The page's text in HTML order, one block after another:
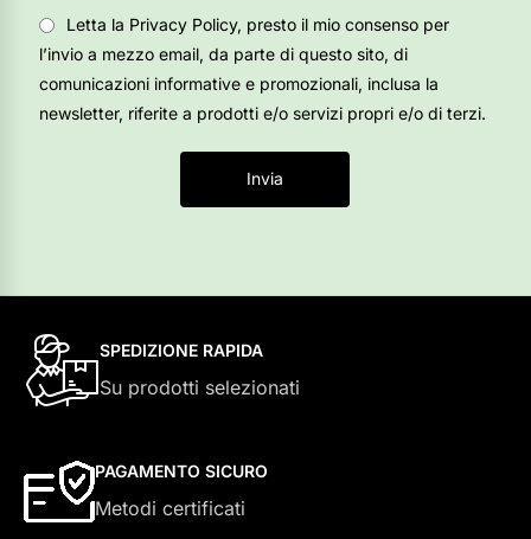
Letta la Privacy Policy, presto il mio consenso per
l’invio a mezzo email, da parte di questo sito, di
comunicazioni informative e promozionali, inclusa la
newsletter, riferite a prodotti e/o servizi propri e/o di terzi.
Invia
SPEDIZIONE RAPIDA
Su prodotti selezionati
PAGAMENTO SICURO
Metodi certificati